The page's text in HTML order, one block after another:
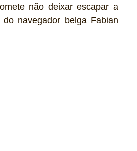
não deixar escapar a
navegador belga Fabian